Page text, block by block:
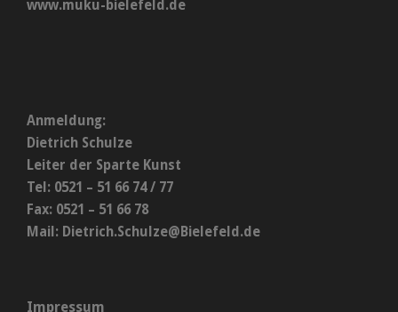
www.muku-bielefeld.de
Anmeldung:
Dietrich Schulze
Leiter der Sparte Kunst
Tel: 0521 – 51 66 74 / 77
Fax: 0521 – 51 66 78
Mail: Dietrich.Schulze@Bielefeld.de
Impressum